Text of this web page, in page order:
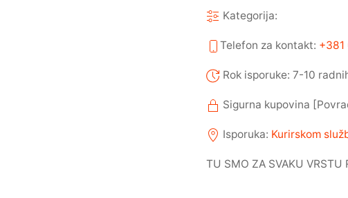
Kategorija:
Telefon za kontakt: +381
Rok isporuke: 7-10
Sigurna kupovina
Isporuka: Kurirskom
TU SMO ZA SVAKU VRSTU